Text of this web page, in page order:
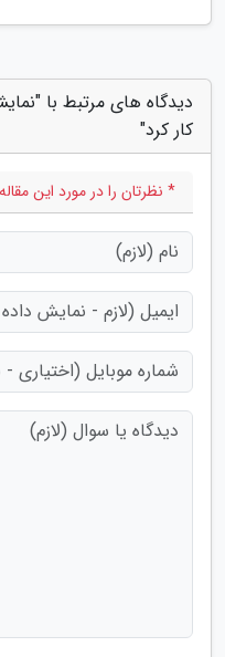
دیدگاه های مرتبط با
کار کرد"
* نظرتان را در مورد این